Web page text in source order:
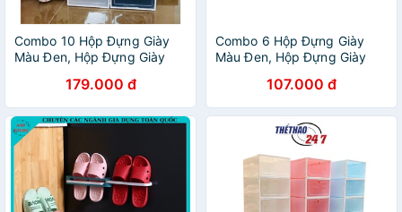
Combo 10 Hộp Đựng Giày
Màu Đen, Hộp Đựng Giày
Thông Minh Nắp Nhựa Cứng
179.000 đ
Combo 6 Hộp Đựng Giày
Màu Đen, Hộp Đựng Giày
Nắp Nhựa Cứng Trong Suốt
107.000 đ